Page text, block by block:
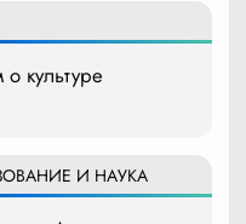
культуре
И НАУКА